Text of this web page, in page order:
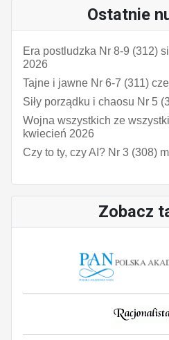
Ostatnie
Era postludzka Nr 8-9 (312)
2026
Tajne i jawne Nr 6-7 (311)
Siły porządku i chaosu Nr 5
Wojna wszystkich ze
kwiecień 2026
Czy to ty, czy AI? Nr 3 (308)
Zobacz